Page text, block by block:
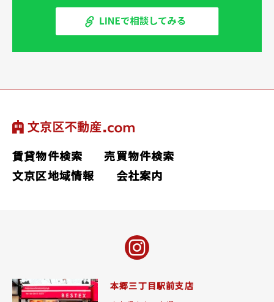
賃貸物件検索
売買物件検索
文京区地域情報
会社案内
本郷三丁目駅前支店